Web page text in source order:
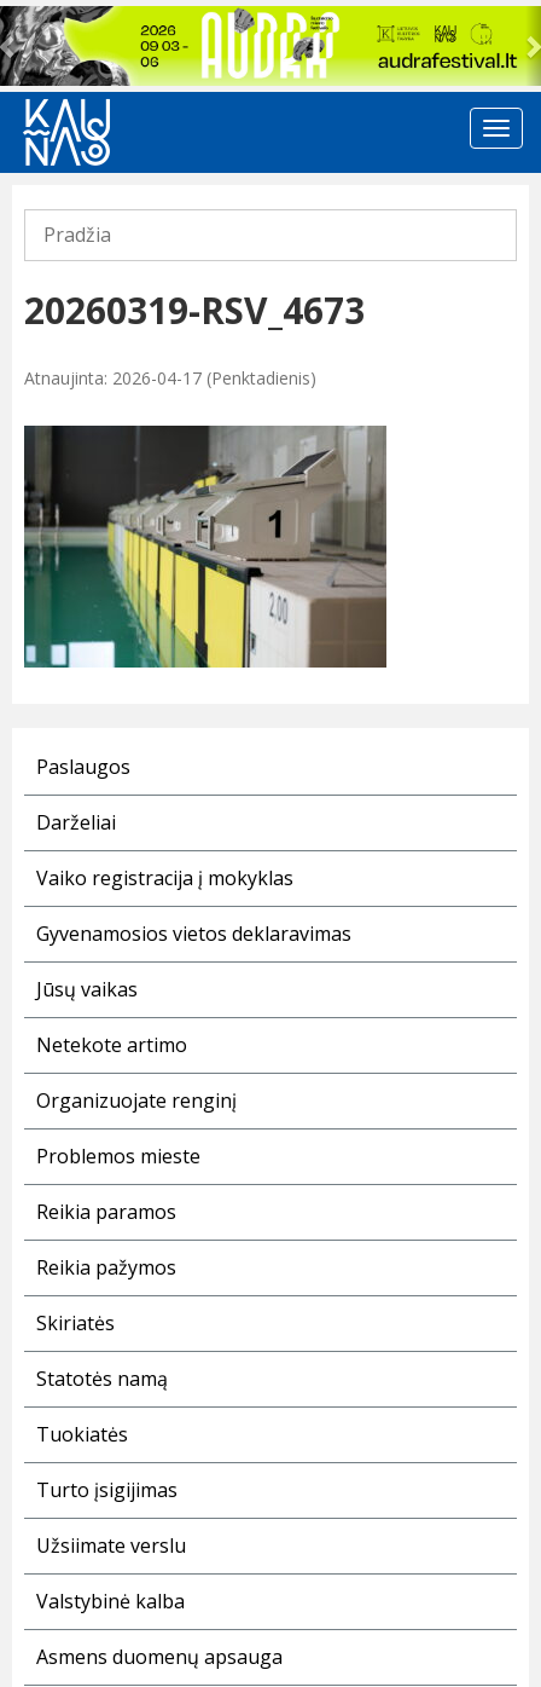
Previous
Pradžia
20260319-RSV_4673
Atnaujinta: 2026-04-17 (Penktadienis)
Paslaugos
Darželiai
Vaiko registracija į mokyklas
Gyvenamosios vietos deklaravimas
Jūsų vaikas
Netekote artimo
Organizuojate renginį
Problemos mieste
Reikia paramos
Reikia pažymos
Skiriatės
Statotės namą
Tuokiatės
Turto įsigijimas
Užsiimate verslu
Valstybinė kalba
Asmens duomenų apsauga